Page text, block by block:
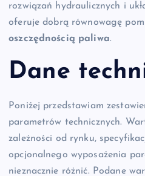
rozwiązań hydraulicznych i
oferuje dobrą równowagę
oszczędnością paliwa.
Dane
Poniżej przedstawiam
parametrów technicznych.
zależności od rynku,
opcjonalnego wyposażenia
nieznacznie różnić. Podane